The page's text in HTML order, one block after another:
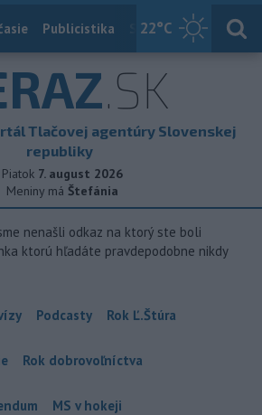
22°C
Publicistika Slovensko
.SK
Tlačovej agentúry Slovenskej
republiky
Piatok 7. august 2026
Meniny má Štefánia
nenašli odkaz na ktorý ste boli
ktorú hľadáte pravdepodobne nikdy
Podcasty Rok Ľ.Štúra
Rok dobrovoľníctva
MS v hokeji